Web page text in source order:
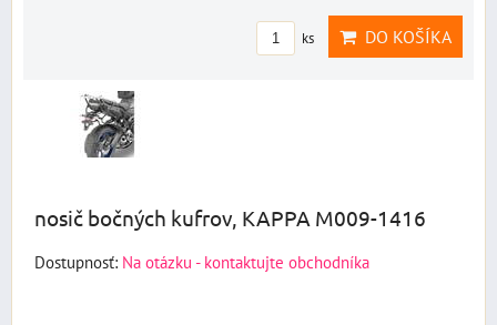
ks DO KOŠÍKA
nosič bočných kufrov, KAPPA M009-1416
Dostupnosť: Na otázku - kontaktujte obchodníka